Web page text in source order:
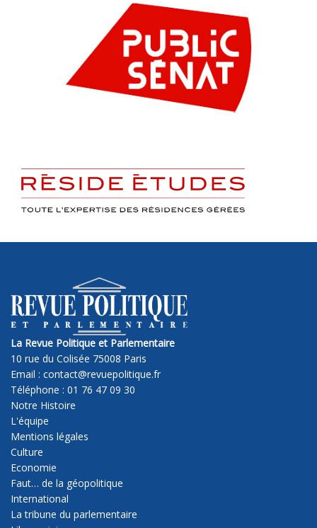
La Revue Politique et Parlementaire
10 rue du Colisée 75008 Paris
Email : contact@revuepolitique.fr
Téléphone : 01 76 47 09 30
Notre Histoire
L'équipe
Mentions légales
Culture
Economie
Faut… de la géopolitique
International
La tribune du parlementaire